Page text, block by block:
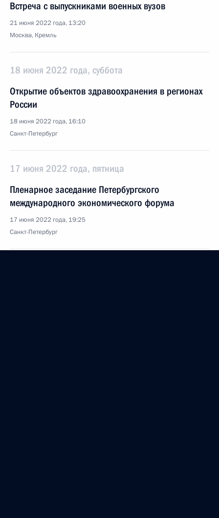
Встреча с выпускниками военных вузов
21 июня 2022 года, 13:20
Москва, Кремль
18 июня 2022 года, суббота
Открытие объектов здравоохранения в регионах
России
18 июня 2022 года, 16:10
Санкт-Петербург
17 июня 2022 года, пятница
Пленарное заседание Петербургского
международного экономического форума
17 июня 2022 года, 19:25
Санкт-Петербург